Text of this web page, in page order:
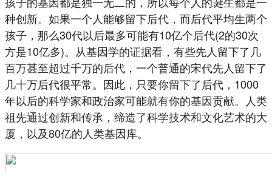
种创新。如果一个人能够留下后代，而后代平均生两个
孩子，那么30代以后最多可能有10亿个后代(2的30次
方是10亿多)。从基因学的证据看，有些先人留下了几
百万甚至超过千万的后代，一个普通的宋代先人留下了
几十万后代很平常。因此，只要你留下了后代，1000
年以后的科学家和政治家可能就有你的基因贡献。人类
祖先通过创新和传承，缔造了科学技术和文化艺术的大
厦，以及80亿的人类基因库。